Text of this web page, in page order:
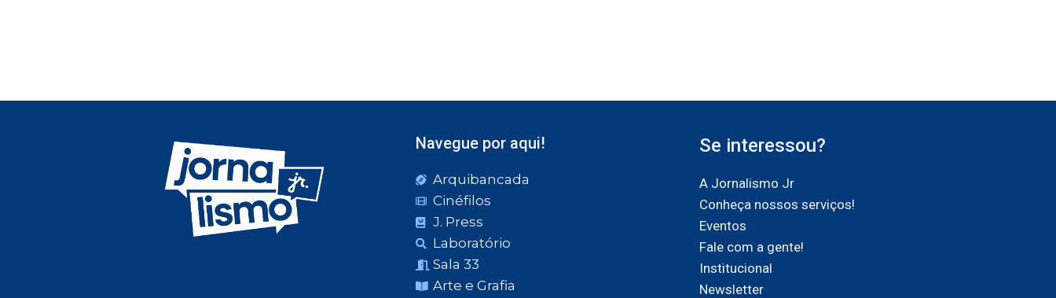
Navegue por aqui!
Arquibancada
Cinéfilos
J. Press
Laboratório
Sala 33
Arte e Grafia
Se interessou?
A Jornalismo Jr
Conheça nossos serviços!
Eventos
Fale com a gente!
Institucional
Newsletter